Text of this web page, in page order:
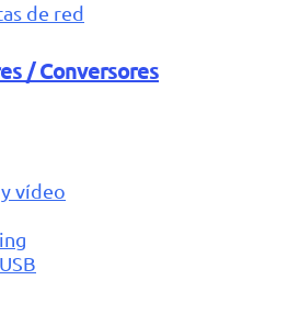
de red
/ Conversores
vídeo